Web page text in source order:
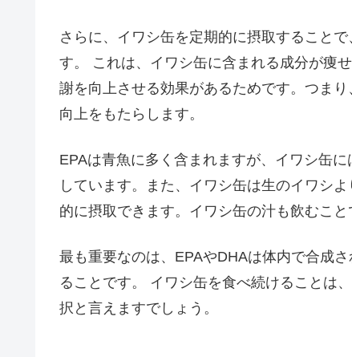
さらに、イワシ缶を定期的に摂取すること
す。 これは、イワシ缶に含まれる成分が痩
謝を向上させる効果があるためです。つま
向上をもたらします。
EPAは青魚に多く含まれますが、イワシ缶
しています。また、イワシ缶は生のイワシ
的に摂取できます。イワシ缶の汁も飲むこ
最も重要なのは、EPAやDHAは体内で合成
ることです。 イワシ缶を食べ続けることは
択と言えますでしょう。